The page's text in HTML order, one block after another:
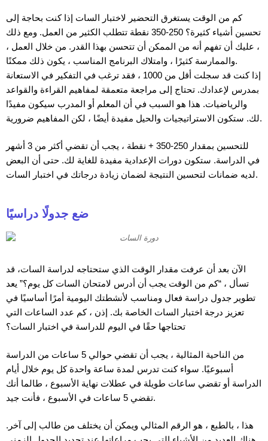
كم من الوقت يستغرق التحضير لاختبار السات إذا كنت بحاجة إلى
تحسين أشياء كثيرة؟ 250-350 نقطة تتطلب الكثير من العمل. ومع ذلك
، عليك أن تفهم أنه من الممكن أن تتحسن بهذا القدر. من خلال العمل ،
والممارسة كثيرًا ، وامتلاك البرنامج المناسب ، يكون ذلك ممكنًا.
إذا كنت قد سجلت أقل من 1000 ، فقد ترغب في التفكير في الاستعانة
بمدرس لإعدادك. تحتاج إلى مراجعة متعمقة لمفاهيم القراءة والقواعد
والرياضيات. هذا هو السبب في أن المعلم أو المدرب سيكون مفيدًا
لك. ستكون الاستراتيجيات والحيل مفيدة أيضًا ، لكن المفاهيم ضرورية.
للتحسين بمقدار 250-350 + نقطة ، يجب أن تقضي أكثر من 3 أشهر
في الدراسة. ستكون دورات الإعدادية مفيدة للغاية لك. حتى أن البعض
لديه ضمانات لتحسين النتيجة لضمان زيادة درجاتك في اختبار السات.
ضع جدولًا دراسيًا
الآن بعد أن عرفت مقدار الوقت الذي ستحتاجه لدراسة السات، قد
تسأل ، “كم من الوقت يجب أن أدرس لامتحان السات كل يوم؟” يعد
تطوير جدول دراسة فعال ومناسب لأنشطتك اليومية أمرًا أساسيًا في
تعزيز درجة اختبار السات الخاصة بك. إذن ، كم عدد الساعات التي
تحتاجها حقًا في اليوم للدراسة في اختبار السات؟
من الناحية المثالية ، يجب أن تقضي حوالي 5 ساعات من الدراسة
أسبوعيًا. سواء كنت تدرس لمدة ساعة واحدة كل يوم خلال أيام
الدراسة أو تقضي ساعات طويلة في عطلات نهاية الأسبوع ، طالما أنك
تقضي 5 ساعات في الأسبوع ، فأنت جيد.
هذا ، بالطبع ، هو الرقم المثالي ويمكن أن يختلف من طالب إلى آخر.